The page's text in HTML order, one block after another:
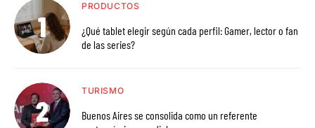
PRODUCTOS
¿Qué tablet elegir según cada perfil: Gamer, lector o fan
de las series?
TURISMO
Buenos Aires se consolida como un referente